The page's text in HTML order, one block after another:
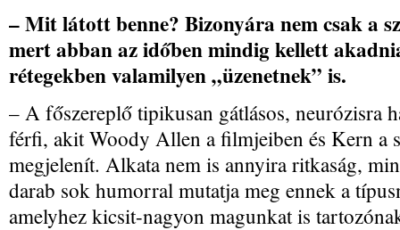
– Mit látott benne? Bizonyára nem csak a
mert abban az időben mindig kellett
rétegekben valamilyen „üzenetnek” is.
– A főszereplő tipikusan gátlásos, neurózisra
férfi, akit Woody Allen a filmjeiben és Kern a
megjelenít. Alkata nem is annyira ritkaság,
darab sok humorral mutatja meg ennek a
amelyhez kicsit-nagyon magunkat is